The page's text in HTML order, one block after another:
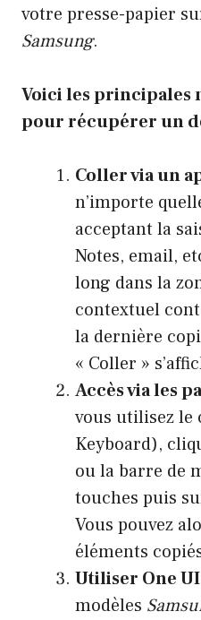
votre presse-papier
Samsung.
Voici les principales
pour récupérer un
Coller via un
n’importe
acceptant la
Notes, email,
long dans la
contextuel
la dernière
« Coller »
Accès via les
vous utilisez le
Keyboard),
ou la barre de
touches puis
Vous pouvez
éléments
Utiliser One
modèles